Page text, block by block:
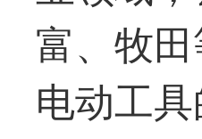
富、牧
电动工